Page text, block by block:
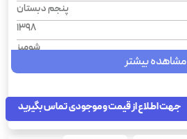
پنجم دبستان
1398
شومیز
150
مشاهده بیشتر
جهت اطلاع از قیمت و موجودی تماس بگیرید